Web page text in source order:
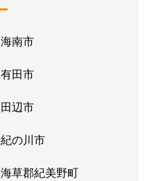
海南市
有田市
田辺市
紀の川市
海草郡紀美野町